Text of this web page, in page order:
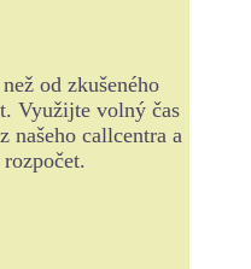
od zkušeného
Využijte volný čas
našeho callcentra a